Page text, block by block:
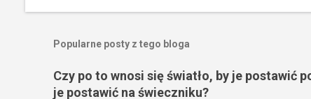
Popularne posty z tego bloga
Czy po to wnosi się światło, by je postawić
je postawić na świeczniku?